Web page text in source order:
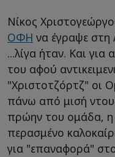
Νίκος
ΟΦΗ να έγραψε στη
...λίγα ήταν. Και για
του αφού
"Χριστοτζόρτζ" οι
πάνω από μισή
πρώην του ομάδα,
περασμένο
για "επαναφορά"